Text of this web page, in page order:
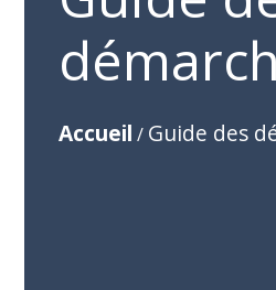
Accueil / Guide des